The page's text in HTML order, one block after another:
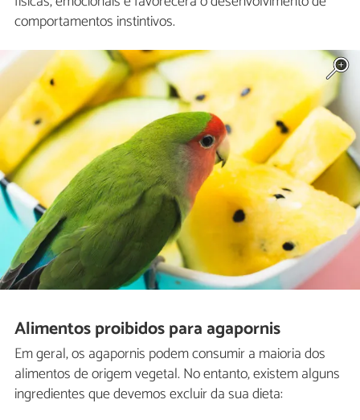
comportamentos instintivos.
Alimentos proibidos para agapornis
Em geral, os agapornis podem consumir a maioria dos
alimentos de origem vegetal. No entanto, existem alguns
ingredientes que devemos excluir da sua dieta: